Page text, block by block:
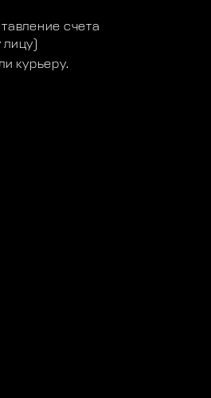
счета
курьеру.